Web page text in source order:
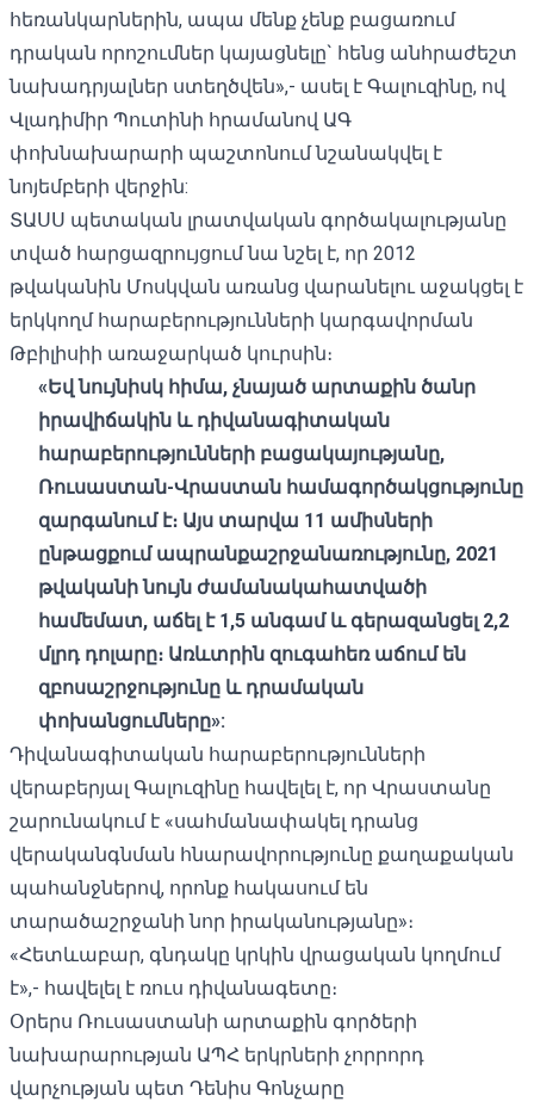
հեռանկարներին, ապա մենք չենք բացառում
դրական որոշումներ կայացնելը` հենց անհրաժեշտ
նախադրյալներ ստեղծվեն»,- ասել է Գալուզինը, ով
Վլադիմիր Պուտինի հրամանով ԱԳ
փոխնախարարի պաշտոնում նշանակվել է
նոյեմբերի վերջին:
ՏԱՍՍ պետական ​​լրատվական գործակալությանը
տված հարցազրույցումնա նշել է, որ 2012
թվականին Մոսկվան առանց վարանելու աջակցել է
երկկողմ հարաբերությունների կարգավորման
Թբիլիսիի առաջարկած կուրսին։
«Եվ նույնիսկ հիմա, չնայած արտաքին ծանր
իրավիճակին և դիվանագիտական
հարաբերությունների բացակայությանը,
Ռուսաստան-Վրաստան համագործակցությունը
զարգանում է։ Այս տարվա 11 ամիսների
ընթացքում ապրանքաշրջանառությունը, 2021
թվականի նույն ժամանակահատվածի
համեմատ, աճել է1,5 անգամ և գերազանցել 2,2
մլրդ դոլարը։ Առևտրին զուգահեռ աճում են
զբոսաշրջությունը և դրամական
փոխանցումները»:
Դիվանագիտական ​​հարաբերությունների
վերաբերյալ Գալուզինը հավելել է, որ Վրաստանը
շարունակում է «սահմանափակել դրանց
վերականգնման հնարավորությունը քաղաքական
պահանջներով, որոնք հակասում են
տարածաշրջանի նոր իրականությանը»։
«Հետևաբար, գնդակը կրկին վրացական կողմում
է»,- հավելել է ռուս դիվանագետը։
Օրերս Ռուսաստանի արտաքին գործերի
նախարարության ԱՊՀ երկրների չորրորդ
վարչության պետ Դենիս Գոնչարը